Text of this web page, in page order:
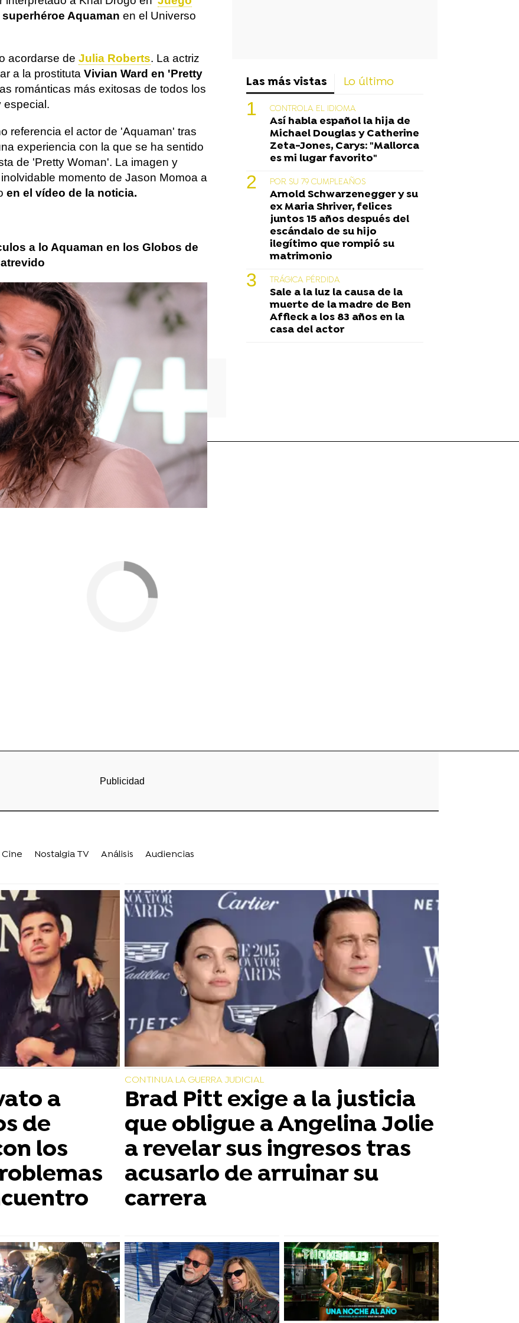
superhéroe Aquaman en el Universo
acordarse de Julia Roberts. La actriz
a la prostituta Vivian Ward en 'Pretty
románticas más exitosas de todos los
especial.
referencia el actor de 'Aquaman' tras
experiencia con la que se ha sentido
de 'Pretty Woman'. La imagen y
momento de Jason Momoa a
en el vídeo de la noticia.
a lo Aquaman en los Globos de
Momoa Globos de Oro
Las más vistas Lo último
CONTROLA EL IDIOMA
Así habla español la hija de
Michael Douglas y Catherine
Zeta-Jones, Carys: "Mallorca
es mi lugar favorito"
POR SU 79 CUMPLEAÑOS
Arnold Schwarzenegger y su
ex Maria Shriver, felices
juntos 15 años después del
escándalo de su hijo
ilegítimo que rompió su
matrimonio
TRÁGICA PÉRDIDA
Sale a la luz la causa de la
muerte de la madre de Ben
Affleck a los 83 años en la
casa del actor
Cine Nostalgia TV Análisis Audiencias
a
de
los
CONTINUA LA GUERRA JUDICIAL
Brad Pitt exige a la justicia
que obligue a Angelina Jolie
a revelar sus ingresos tras
acusarlo de arruinar su
carrera